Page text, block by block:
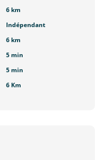
6 km
Indépendant
6 km
5 min
5 min
6 Km